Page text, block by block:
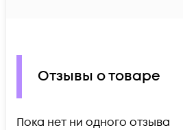
Отзывы о товаре
Пока нет ни одного отзыва